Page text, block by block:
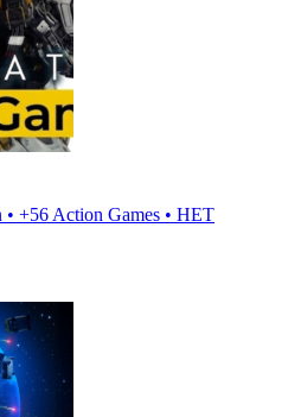
+56 Action Games • НЕТ